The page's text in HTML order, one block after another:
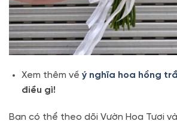
Xem thêm về ý nghĩa hoa hồng
điều gì!
Bạn có thể theo dõi Vườn Hoa Tươi